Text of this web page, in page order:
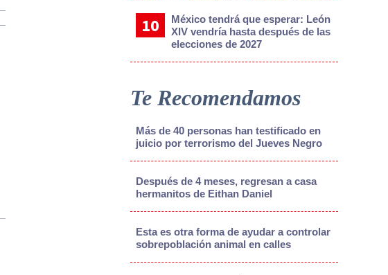
México tendrá que esperar: León
XIV vendría hasta después de las
elecciones de 2027
Te Recomendamos
Más de 40 personas han testificado en
juicio por terrorismo del Jueves Negro
Después de 4 meses, regresan a casa
hermanitos de Eithan Daniel
Esta es otra forma de ayudar a controlar
sobrepoblación animal en calles